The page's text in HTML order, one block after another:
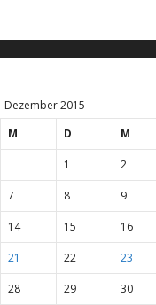
Dezember 2015
M
D M
1 2
7 8 9
14 15 16
21 22 23
28 29 30